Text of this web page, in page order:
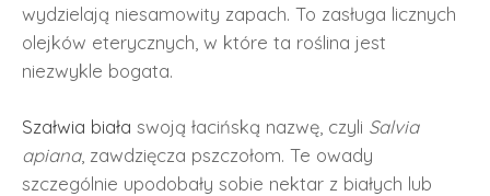
wydzielają niesamowity zapach. To zasługa licznych
olejków eterycznych, w które ta roślina jest
niezwykle bogata.
Szałwia biała swoją łacińską nazwę, czyli Salvia
apiana, zawdzięcza pszczołom. Te owady
szczególnie upodobały sobie nektar z białych lub